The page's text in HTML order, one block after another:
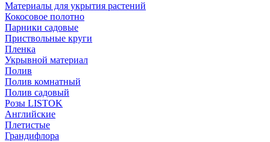
Материалы для укрытия растений
Кокосовое полотно
Парники садовые
Приствольные круги
Пленка
Укрывной материал
Полив
Полив комнатный
Полив садовый
Розы LISTOK
Английские
Плетистые
Грандифлора